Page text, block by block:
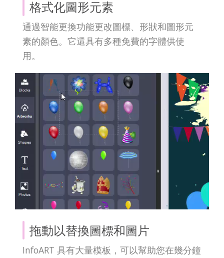
格式化圖形元素
通過智能更換功能更改圖標、形狀和圖形元
素的顏色。它還具有多種免費的字體供使
用。
拖動以替換圖標和圖片
InfoART 具有大量模板，可以幫助您在幾分鐘